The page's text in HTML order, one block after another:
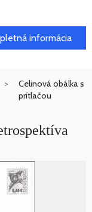
informácia
Celinová obálka s
prítlačou